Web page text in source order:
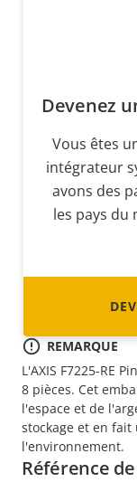
Devenez
Vous êtes
intégrateur
avons des
les pays du
REMARQUE
L'AXIS F7225-RE
8 pièces. Cet
l'espace et de
stockage et en
l'environnement.
Référence